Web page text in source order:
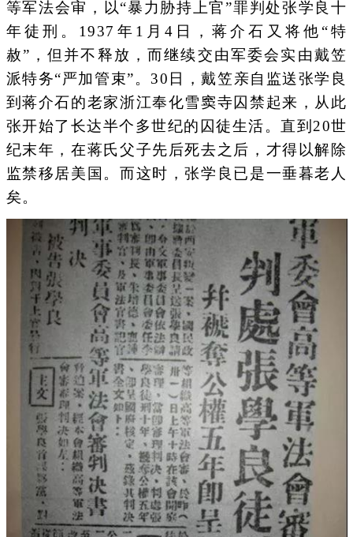
等军法会审，以“暴力胁持上官”罪判处张学良十
年徒刑。1937年1月4日，蒋介石又将他“特
赦”，但并不释放，而继续交由军委会实由戴笠
派特务“严加管束”。30日，戴笠亲自监送张学良
到蒋介石的老家浙江奉化雪窦寺囚禁起来，从此
张开始了长达半个多世纪的囚徒生活。直到20世
纪末年，在蒋氏父子先后死去之后，才得以解除
监禁移居美国。而这时，张学良已是一垂暮老人
矣。